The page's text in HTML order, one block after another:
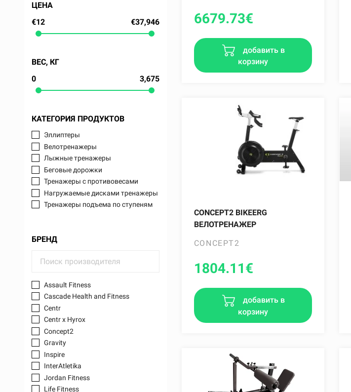
ЦЕНА
€12
€37,946
ВЕС, КГ
0
3,675
КАТЕГОРИЯ ПРОДУКТОВ
Эллиптеры
Велотренажеры
Лыжные тренажеры
Беговые дорожки
Тренажеры с противовесами
Нагружаемые дисками тренажеры
Тренажеры подъема по ступеням
БРЕНД
Assault Fitness
Cascade Health and Fitness
Centr
Centr x Hyrox
Concept2
Gravity
Inspire
InterAtletika
Jordan Fitness
Life Fitness
6679.73€
добавить в
корзину
CONCEPT2 BIKEERG
ВЕЛОТРЕНАЖЕР
CONCEPT2
1804.11€
добавить в
корзину